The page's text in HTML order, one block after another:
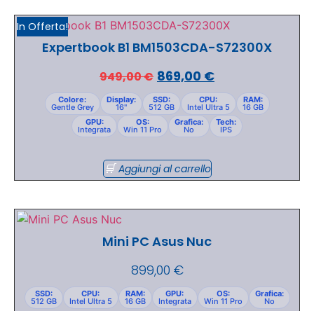
In Offerta!
Expertbook B1 BM1503CDA-S72300X
949,00€ 869,00 €
Colore:
Gentle Grey
Display:
16"
SSD:
512 GB
CPU:
Intel Ultra 5
RAM:
16 GB
GPU:
Integrata
OS:
Win 11 Pro
Grafica:
No
Tech:
IPS
Aggiungi al carrello
Mini PC Asus Nuc
899,00 €
SSD:
512 GB
CPU:
Intel Ultra 5
RAM:
16 GB
GPU:
Integrata
OS:
Win 11 Pro
Grafica:
No